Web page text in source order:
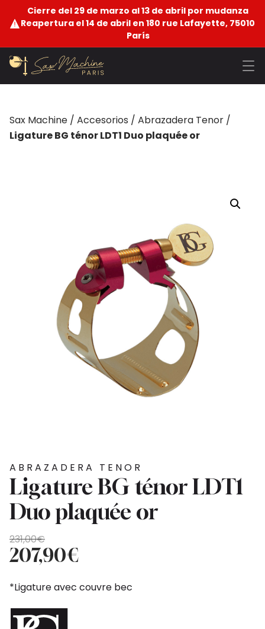
Cierre del 29 de marzo al 13 de abril por mudanza
Reapertura el 14 de abril en 180 rue Lafayette, 75010
París
Sax Machine / Accesorios / Abrazadera Tenor /
Ligature BG ténor LDT1 Duo plaquée or
ABRAZADERA TENOR
Ligature BG ténor LDT1
Duo plaquée or
231,00€
El
precio
original
era:
231,00€.
207,90€
El
precio
actual
es:
207,90€.
*Ligature avec couvre bec